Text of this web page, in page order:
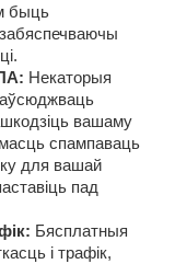
быць
Некаторыя
вашаму
спампаваць
для вашай
пад
Бясплатныя
і трафік,